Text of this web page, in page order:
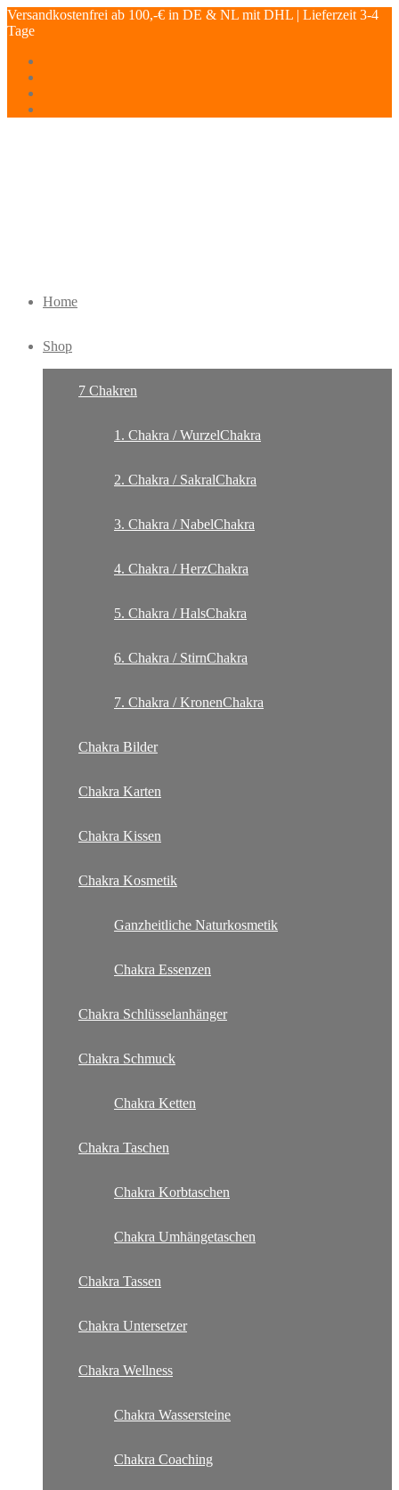
Versandkostenfrei ab 100,-€ in DE & NL mit DHL | Lieferzeit 3-4
Tage
Home
Shop
7 Chakren
1. Chakra / WurzelChakra
2. Chakra / SakralChakra
3. Chakra / NabelChakra
4. Chakra / HerzChakra
5. Chakra / HalsChakra
6. Chakra / StirnChakra
7. Chakra / KronenChakra
Chakra Bilder
Chakra Karten
Chakra Kissen
Chakra Kosmetik
Ganzheitliche Naturkosmetik
Chakra Essenzen
Chakra Schlüsselanhänger
Chakra Schmuck
Chakra Ketten
Chakra Taschen
Chakra Korbtaschen
Chakra Umhängetaschen
Chakra Tassen
Chakra Untersetzer
Chakra Wellness
Chakra Wassersteine
Chakra Coaching